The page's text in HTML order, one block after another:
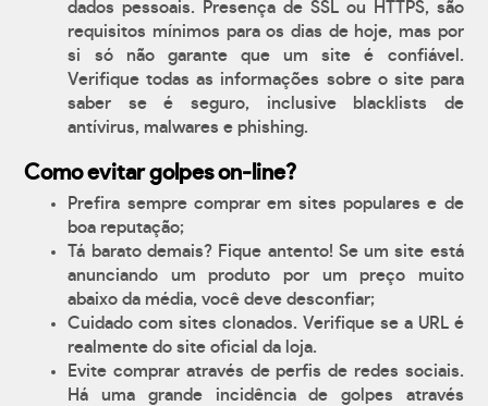
dados pessoais. Presença de SSL ou HTTPS, são
requisitos mínimos para os dias de hoje, mas por
si só não garante que um site é confiável.
Verifique todas as informações sobre o site para
saber se é seguro, inclusive blacklists de
antívirus, malwares e phishing.
Como evitar golpes on-line?
Prefira sempre comprar em sites populares e de
boa reputação;
Tá barato demais? Fique antento! Se um site está
anunciando um produto por um preço muito
abaixo da média, você deve desconfiar;
Cuidado com sites clonados. Verifique se a URL é
realmente do site oficial da loja.
Evite comprar através de perfis de redes sociais.
Há uma grande incidência de golpes através